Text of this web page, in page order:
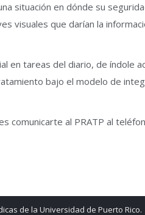
situación en dónde su
visuales que darían la
en tareas del diario, de índole
bajo el modelo de
comunicarte al PRATP al
de la Universidad de Puerto Rico.